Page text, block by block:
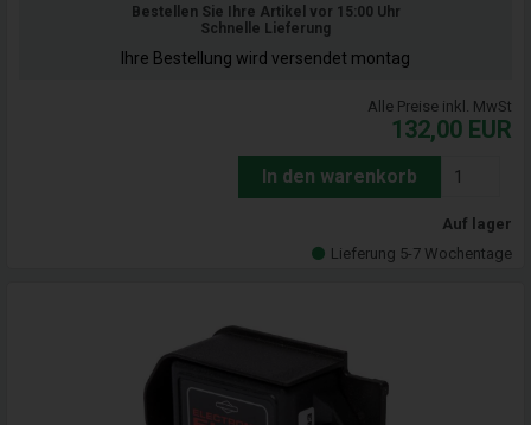
Bestellen Sie Ihre Artikel vor 15:00 Uhr
Schnelle Lieferung
Ihre Bestellung wird versendet montag
Alle Preise inkl. MwSt
132,00 EUR
In den warenkorb
Auf lager
Lieferung 5-7 Wochentage